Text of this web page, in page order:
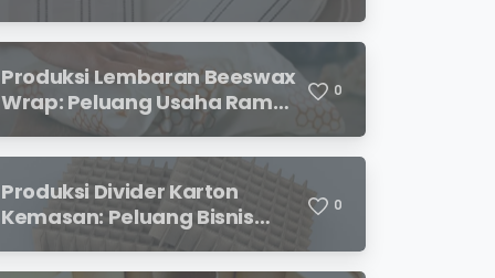
Lingkungan dengan Prospek
Menjanjikan
Produksi Lembaran Beeswax
Wrap: Peluang Usaha Ramah
Lingkungan yang
Menjanjikan
0
Produksi Divider Karton
Kemasan: Peluang Bisnis
Menjanjikan dengan
Permintaan yang Terus
0